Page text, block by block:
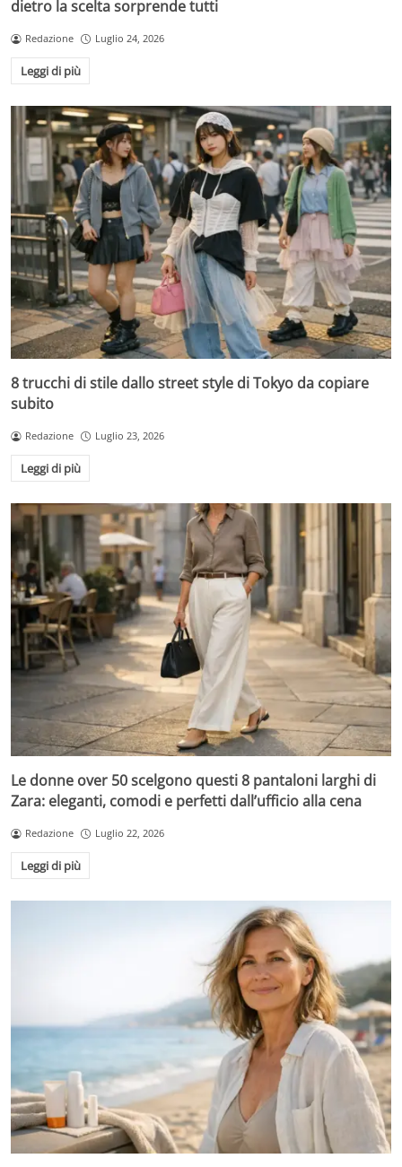
dietro la scelta sorprende tutti
Redazione Luglio 24, 2026
Leggi di più
8 trucchi di stile dallo street style di Tokyo da copiare
subito
Redazione Luglio 23, 2026
Leggi di più
Le donne over 50 scelgono questi 8 pantaloni larghi di
Zara: eleganti, comodi e perfetti dall’ufficio alla cena
Redazione Luglio 22, 2026
Leggi di più